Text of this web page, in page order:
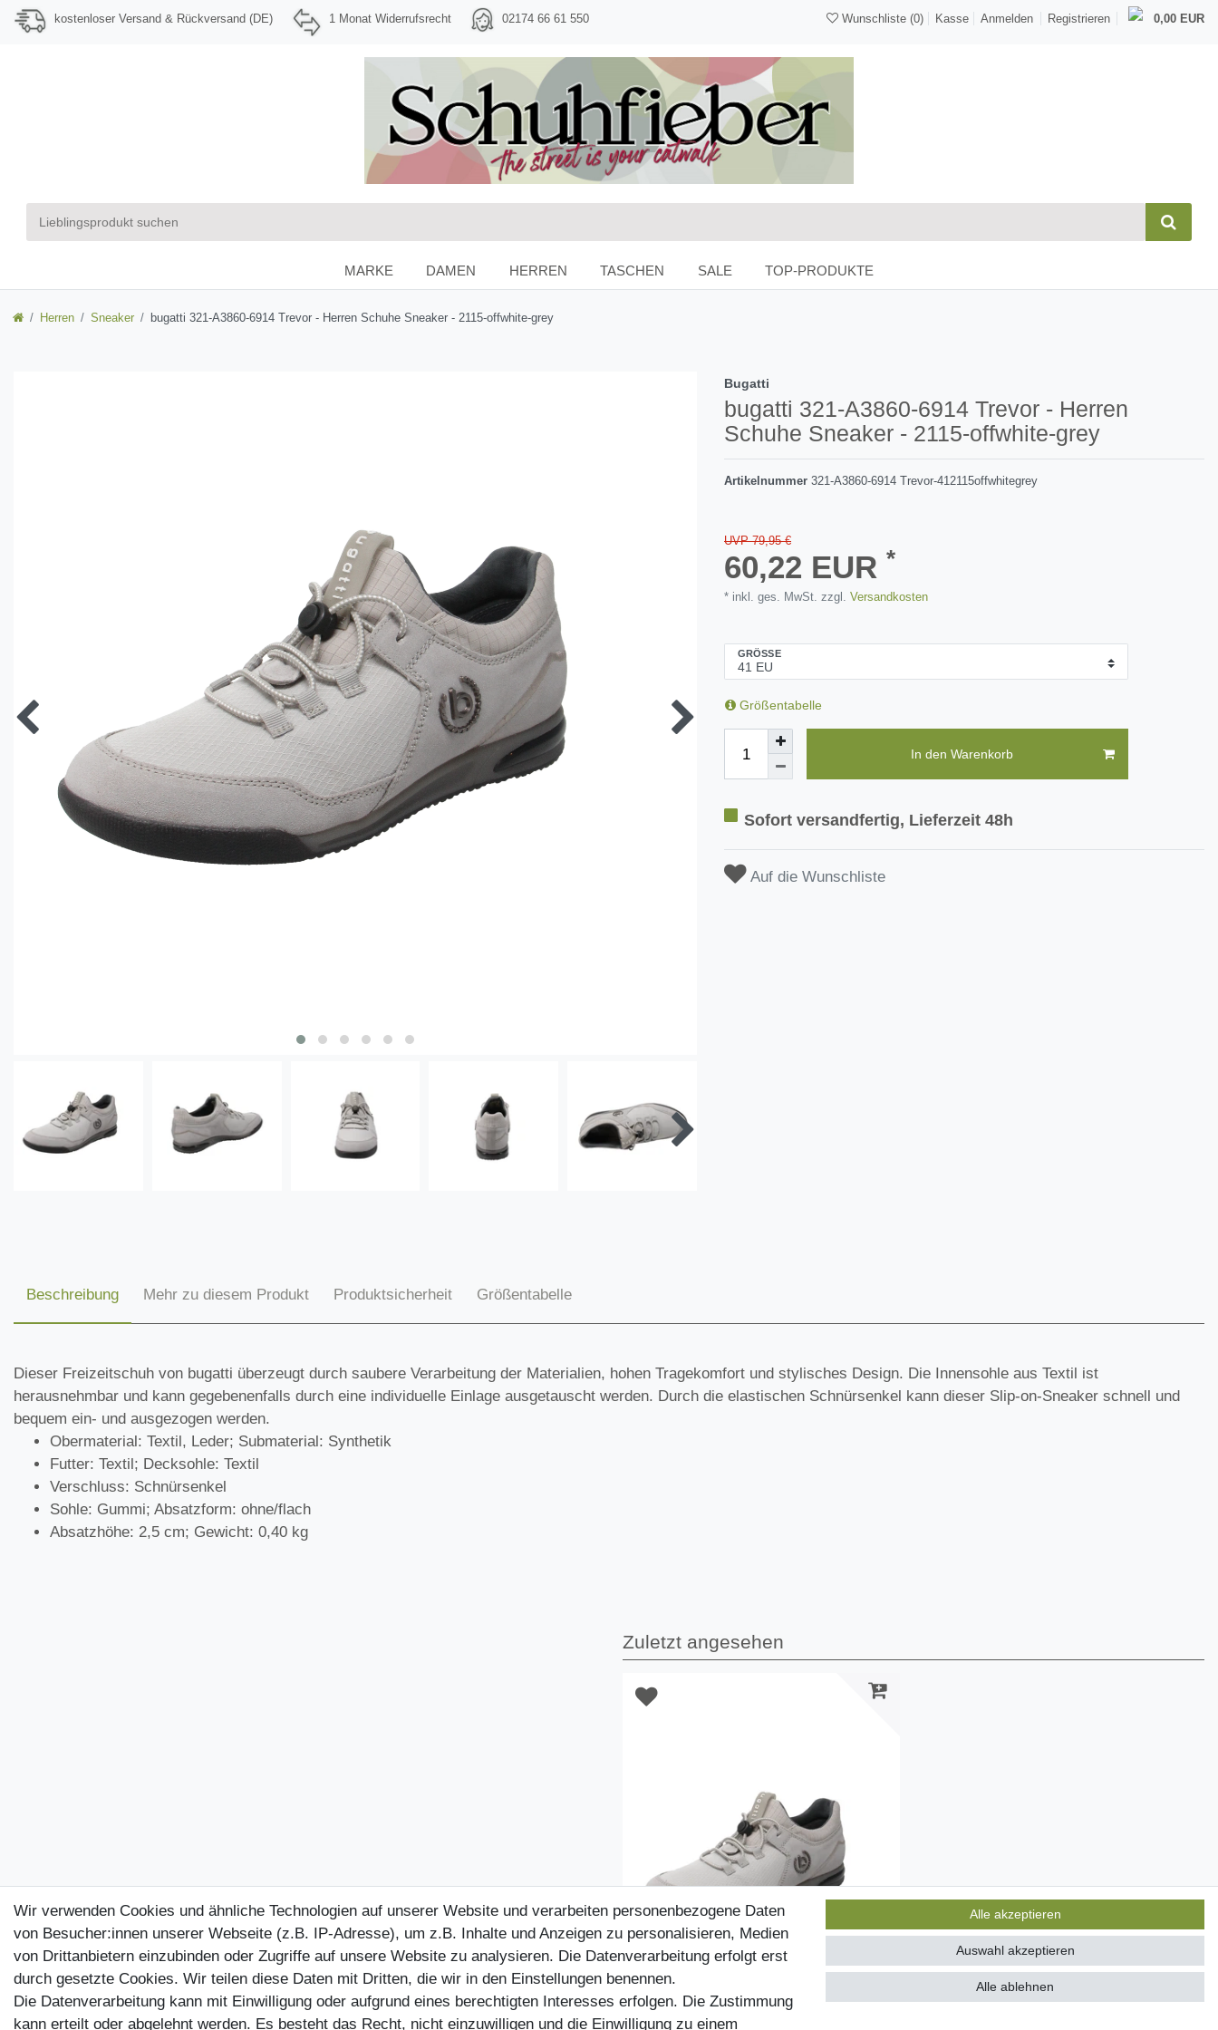
kostenloser Versand & Rückversand (DE) 1 Monat Widerrufsrecht 02174 66 61 550 Wunschliste (0) Kasse Anmelden Registrieren 0,00 EUR
MARKE DAMEN HERREN TASCHEN SALE TOP-PRODUKTE
Herren Sneaker bugatti 321-A3860-6914 Trevor - Herren Schuhe Sneaker - 2115-offwhite-grey
Bugatti
bugatti 321-A3860-6914 Trevor - Herren
Schuhe Sneaker - 2115-offwhite-grey
Artikelnummer 321-A3860-6914 Trevor-412115offwhitegrey
UVP 79,95 €
60,22 EUR *
* inkl. ges. MwSt. zzgl. Versandkosten
GRÖSSE
Größentabelle
In den Warenkorb
Sofort versandfertig, Lieferzeit 48h
Auf die Wunschliste
Beschreibung Mehr zu diesem Produkt Produktsicherheit Größentabelle
Dieser Freizeitschuh von bugatti überzeugt durch saubere Verarbeitung der Materialien, hohen Tragekomfort und stylisches Design. Die Innensohle aus Textil ist
herausnehmbar und kann gegebenenfalls durch eine individuelle Einlage ausgetauscht werden. Durch die elastischen Schnürsenkel kann dieser Slip-on-Sneaker schnell und
bequem ein- und ausgezogen werden.
Obermaterial: Textil, Leder; Submaterial: Synthetik
Futter: Textil; Decksohle: Textil
Verschluss: Schnürsenkel
Sohle: Gummi; Absatzform: ohne/flach
Absatzhöhe: 2,5 cm; Gewicht: 0,40 kg
Zuletzt angesehen
Wir verwenden Cookies und ähnliche Technologien auf unserer Website und verarbeiten personenbezogene Daten
von Besucher:innen unserer Webseite (z.B. IP-Adresse), um z.B. Inhalte und Anzeigen zu personalisieren, Medien
von Drittanbietern einzubinden oder Zugriffe auf unsere Website zu analysieren. Die Datenverarbeitung erfolgt erst
durch gesetzte Cookies. Wir teilen diese Daten mit Dritten, die wir in den Einstellungen benennen.
Die Datenverarbeitung kann mit Einwilligung oder aufgrund eines berechtigten Interesses erfolgen. Die Zustimmung
kann erteilt oder abgelehnt werden. Es besteht das Recht, nicht einzuwilligen und die Einwilligung zu einem
Alle akzeptieren
Alle ablehnen
Auswahl akzeptieren